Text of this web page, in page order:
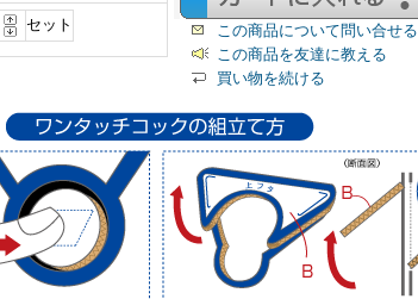
セット
この商品について問い合せる
この商品を友達に教える
買い物を続ける